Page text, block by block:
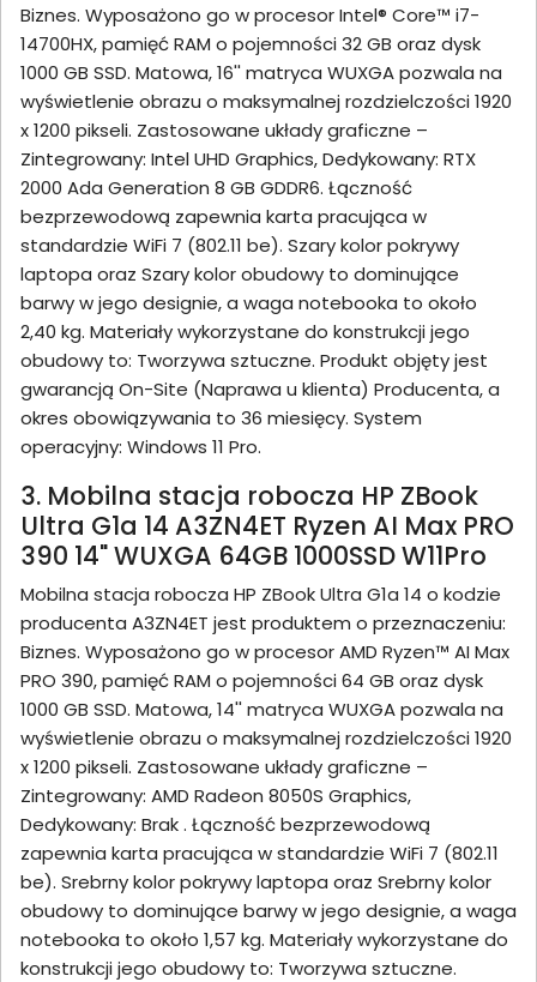
Biznes. Wyposażono go w procesor Intel® Core™ i7-
14700HX, pamięć RAM o pojemności 32 GB oraz dysk
1000 GB SSD. Matowa, 16'' matryca WUXGA pozwala na
wyświetlenie obrazu o maksymalnej rozdzielczości 1920
x 1200 pikseli. Zastosowane układy graficzne –
Zintegrowany: Intel UHD Graphics, Dedykowany: RTX
2000 Ada Generation 8 GB GDDR6. Łączność
bezprzewodową zapewnia karta pracująca w
standardzie WiFi 7 (802.11 be). Szary kolor pokrywy
laptopa oraz Szary kolor obudowy to dominujące
barwy w jego designie, a waga notebooka to około
2,40 kg. Materiały wykorzystane do konstrukcji jego
obudowy to: Tworzywa sztuczne. Produkt objęty jest
gwarancją On-Site (Naprawa u klienta) Producenta, a
okres obowiązywania to 36 miesięcy. System
operacyjny: Windows 11 Pro.
3. Mobilna stacja robocza HP ZBook
Ultra G1a 14 A3ZN4ET Ryzen AI Max PRO
390 14" WUXGA 64GB 1000SSD W11Pro
Mobilna stacja robocza HP ZBook Ultra G1a 14 o kodzie
producenta A3ZN4ET jest produktem o przeznaczeniu:
Biznes. Wyposażono go w procesor AMD Ryzen™ AI Max
PRO 390, pamięć RAM o pojemności 64 GB oraz dysk
1000 GB SSD. Matowa, 14'' matryca WUXGA pozwala na
wyświetlenie obrazu o maksymalnej rozdzielczości 1920
x 1200 pikseli. Zastosowane układy graficzne –
Zintegrowany: AMD Radeon 8050S Graphics,
Dedykowany: Brak . Łączność bezprzewodową
zapewnia karta pracująca w standardzie WiFi 7 (802.11
be). Srebrny kolor pokrywy laptopa oraz Srebrny kolor
obudowy to dominujące barwy w jego designie, a waga
notebooka to około 1,57 kg. Materiały wykorzystane do
konstrukcji jego obudowy to: Tworzywa sztuczne.